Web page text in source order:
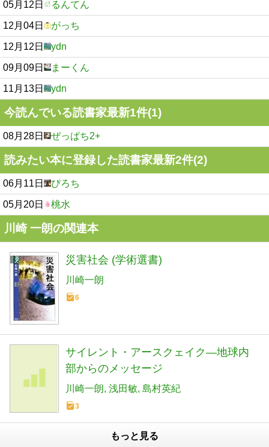
05月12日 るんてん
12月04日 がっち
12月12日 ydn
09月09日 まーくん
11月13日 ydn
今読んでいる読書家最新1件(1)
08月28日 ぜっぱち2+
読みたい本に登録した読書家最新2件(2)
06月11日 ぴろち
05月20日 桃水
川崎 一朗の関連本
災害社会 (学術選書)
川崎一朗
6
サイレント・アースクェイク―地球内
部からのメッセージ
川崎一朗 浅田敏 島村英紀
3
もっと見る